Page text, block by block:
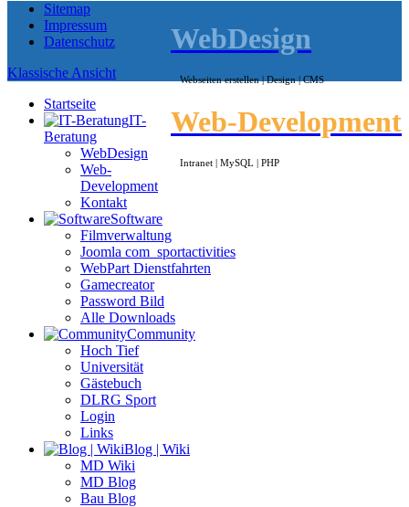
WebDesign
Webseiten erstellen | Design | CMS
Web-Development
Intranet | MySQL | PHP
Sitemap
Impressum
Datenschutz
Klassische Ansicht
Startseite
IT-
Beratung
WebDesign
Web-
Development
Kontakt
Software
Filmverwaltung
Joomla com_sportactivities
WebPart Dienstfahrten
Gamecreator
Password Bild
Alle Downloads
Community
Hoch Tief
Universität
Gästebuch
DLRG Sport
Login
Links
Blog | Wiki
MD Wiki
MD Blog
Bau Blog